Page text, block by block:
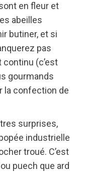
en fleur et
abeilles
butiner, et si
pas
continu (c’est
gourmands
la confection de
surprises,
industrielle
troué. C’est
puech que ard